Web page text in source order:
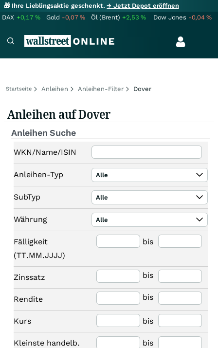
🎁 Ihre Lieblingsaktie geschenkt.→ Jetzt Depot eröffnen
DAX +0,17% Gold -0,07% Öl (Brent) +2,53% Dow Jones -0,04%
Startseite Anleihen Anleihen-Filter Dover
Anleihen auf Dover
Anleihen Suche
WKN/Name/ISIN
Anleihen-Typ Alle
SubTyp Alle
Währung Alle
Fälligkeit
(TT.MM.JJJJ)
bis
Zinssatz bis
Rendite bis
Kurs bis
Kleinste handelb.
bis